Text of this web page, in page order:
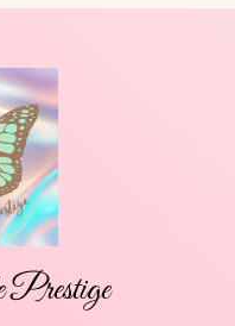
Prestige